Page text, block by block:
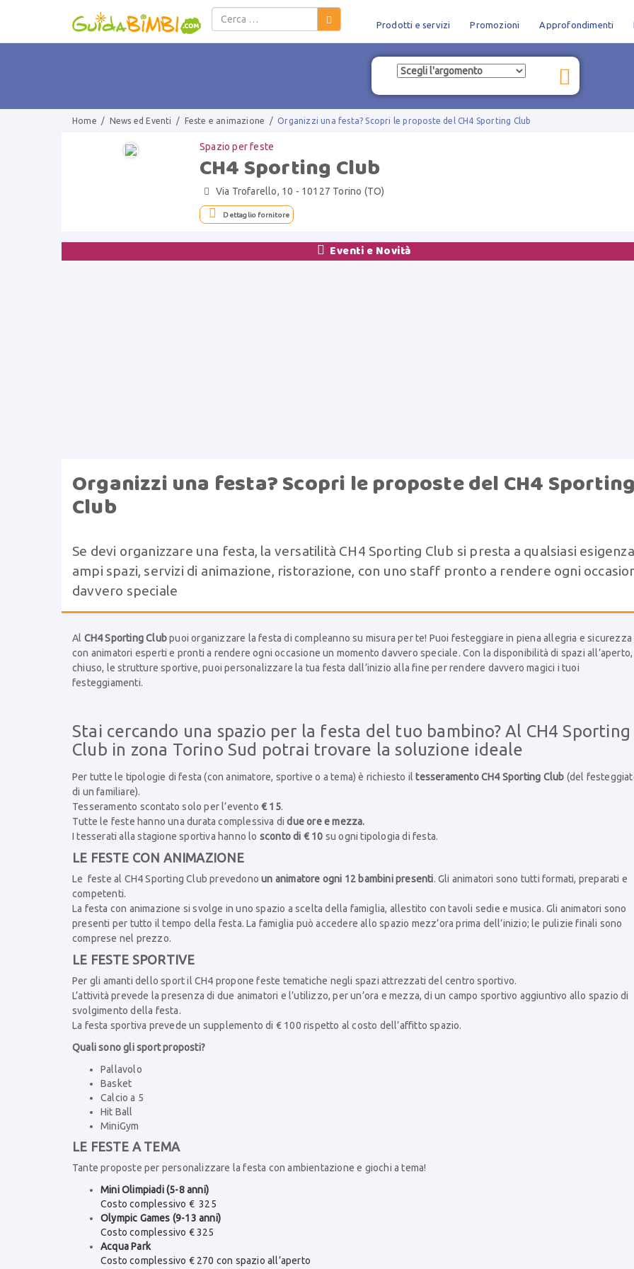
Salta al contenuto
Prodotti e servizi Promozioni Approfondimenti
Home / News ed Eventi / Feste e animazione /Organizzi una festa? Scopri le proposte del CH4 Sporting Club
Spazio per feste
CH4 Sporting Club
 Via Trofarello, 10 - 10127 Torino (TO)
 Dettaglio fornitore
 Eventi e Novità
Organizzi una festa? Scopri le proposte del CH4 Sporting
Club
Se devi organizzare una festa, la versatilità CH4 Sporting Club si presta a qualsiasi
ampi spazi, servizi di animazione, ristorazione, con uno staff pronto a rendere ogni
davvero speciale
Al CH4 Sporting Clubpuoi organizzare la festa di compleanno su misura per te! Puoi festeggiare in piena allegria e sicurezza
con animatori esperti e pronti a rendere ogni occasione un momento davvero speciale. Con la disponibilità di spazi all’aperto,
chiuso, le strutture sportive, puoi personalizzare la tua festa dall’inizio alla fine per rendere davvero magici i tuoi
festeggiamenti.
Stai cercando una spazio per la festa del tuo bambino? Al CH4 Sporting
Club in zona Torino Sud potrai trovare la soluzione ideale
Per tutte le tipologie di festa (con animatore, sportive o a tema) è richiesto iltesseramento CH4 Sporting Club (del
di un familiare).
Tesseramento scontato solo per l’evento € 15.
Tutte le feste hanno una durata complessiva didue ore e mezza.
I tesserati alla stagione sportiva hanno lo sconto di € 10 su ogni tipologia di festa.
LE FESTE CON ANIMAZIONE
Le feste al CH4 Sporting Club prevedonoun animatore ogni 12 bambini presenti. Gli animatori sono tutti formati, preparati e
competenti.
La festa con animazione si svolge in uno spazio a scelta della famiglia, allestito con tavoli sedie e musica. Gli animatori sono
presenti per tutto il tempo della festa. La famiglia può accedere allo spazio mezz’ora prima dell’inizio; le pulizie finali sono
comprese nel prezzo.
LE FESTE SPORTIVE
Per gli amanti dello sport il CH4 propone feste tematiche negli spazi attrezzati del centro sportivo.
L’attività prevede la presenza di due animatori e l’utilizzo, per un’ora e mezza, di un campo sportivo aggiuntivo allo spazio di
svolgimento della festa.
La festa sportiva prevede un supplemento di € 100 rispetto al costo dell’affitto spazio.
Quali sono gli sport proposti?
Pallavolo
Basket
Calcio a 5
Hit Ball
MiniGym
LE FESTE A TEMA
Tante proposte per personalizzare la festa con ambientazione e giochi a tema!
Mini Olimpiadi (5-8 anni)
Costo complessivo € 325
Olympic Games (9-13 anni)
Costo complessivo € 325
Acqua Park
Costo complessivo € 270 con spazio all’aperto